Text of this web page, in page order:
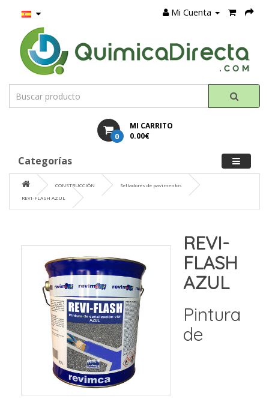
Mi Cuenta
MI CARRITO
0 0.00€
Categorías
CONSTRUCCIÓN
Selladores de pavimentos
REVI-FLASH AZUL
REVI-
FLASH
AZUL
Pintura
de